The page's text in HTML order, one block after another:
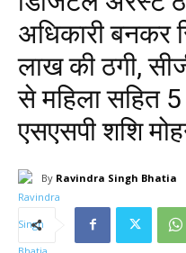
अधिकारी बनकर
लाख की ठगी,
से महिला सहित
एसएसपी शशि
By Ravindra Singh Bhatia